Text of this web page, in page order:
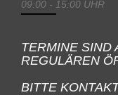
09:00 - 15:00 UHR
TERMINE SIND
REGULÄREN
BITTE